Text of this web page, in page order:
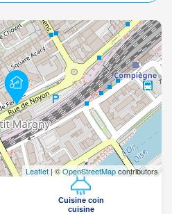
Leaflet | ©OpenStreetMapcontributors
Cuisine coin
cuisine